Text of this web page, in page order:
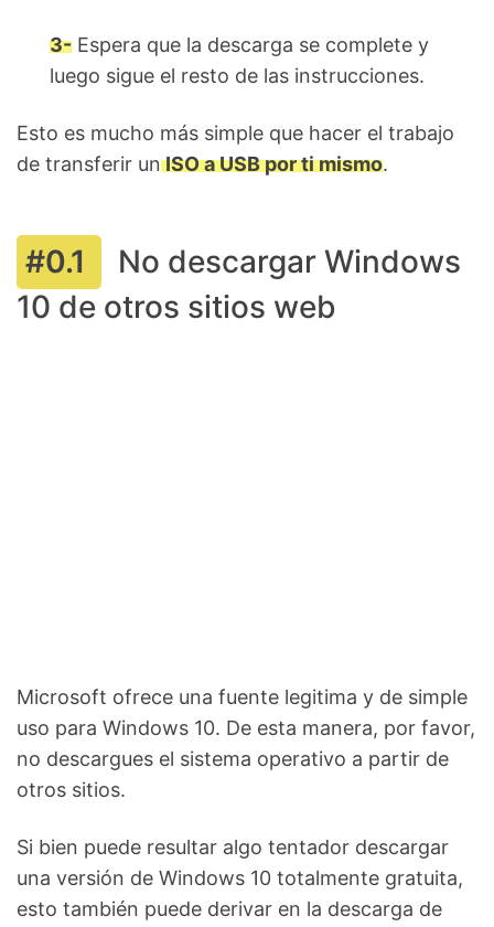
3- Espera que la descarga se complete y
luego sigue el resto de las instrucciones.
Esto es mucho más simple que hacer el trabajo
de transferir unISO a USB por ti mismo.
No descargar Windows
10 de otros sitios web
Microsoft ofrece una fuente legitima y de simple
uso para Windows 10. De esta manera, por favor,
no descargues el sistema operativo a partir de
otros sitios.
Si bien puede resultar algo tentador descargar
una versión de Windows 10 totalmente gratuita,
esto también puede derivar en la descarga de